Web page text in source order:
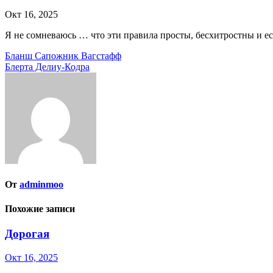
Окт 16, 2025
Я не сомневаюсь … что эти правила просты, бесхитростны и
Навигация
по
Бланш Сапожник Вагстафф
Блерта Делиу-Кодра
От adminmoo
Похожие записи
Дорогая
Окт 16, 2025